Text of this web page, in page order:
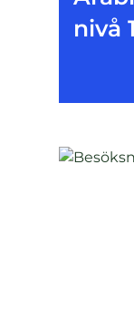
nivå 1